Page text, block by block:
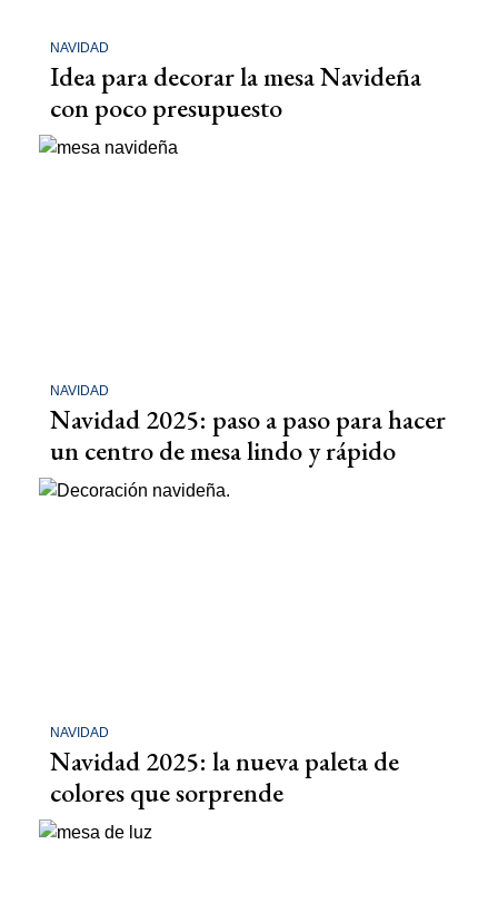
NAVIDAD
Idea para decorar la mesa Navideña
con poco presupuesto
NAVIDAD
Navidad 2025: paso a paso para hacer
un centro de mesa lindo y rápido
NAVIDAD
Navidad 2025: la nueva paleta de
colores que sorprende